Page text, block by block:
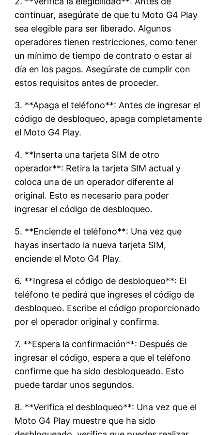
continuar, asegúrate de que tu Moto G4 Play
sea elegible para ser liberado. Algunos
operadores tienen restricciones, como tener
un mínimo de tiempo de contrato o estar al
día en los pagos. Asegúrate de cumplir con
estos requisitos antes de proceder.
3. **Apaga el teléfono**: Antes de ingresar el
código de desbloqueo, apaga completamente
el Moto G4 Play.
4. **Inserta una tarjeta SIM de otro
operador**: Retira la tarjeta SIM actual y
coloca una de un operador diferente al
original. Esto es necesario para poder
ingresar el código de desbloqueo.
5. **Enciende el teléfono**: Una vez que
hayas insertado la nueva tarjeta SIM,
enciende el Moto G4 Play.
6. **Ingresa el código de desbloqueo**: El
teléfono te pedirá que ingreses el código de
desbloqueo. Escribe el código proporcionado
por el operador original y confirma.
7. **Espera la confirmación**: Después de
ingresar el código, espera a que el teléfono
confirme que ha sido desbloqueado. Esto
puede tardar unos segundos.
8. **Verifica el desbloqueo**: Una vez que el
Moto G4 Play muestre que ha sido